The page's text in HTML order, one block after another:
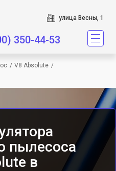
улица Весны, 1
350-44-53
/ V8 Absolute /
пылесоса
в